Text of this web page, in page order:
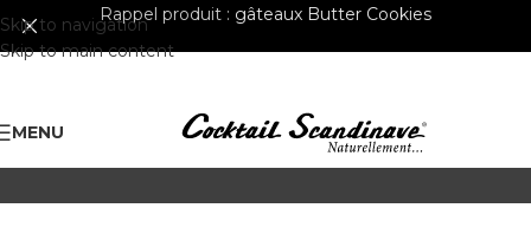
Skip to navigation
Skip to main content
Rappel produit : gâteaux Butter Cookies
MENU